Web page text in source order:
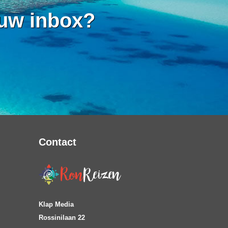
inbox?
Contact
Klap Media
Rossinilaan 22